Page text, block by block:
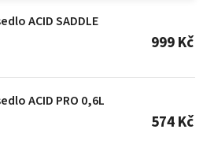
ACID SADDLE
999 Kč
ACID PRO 0,6L
574 Kč